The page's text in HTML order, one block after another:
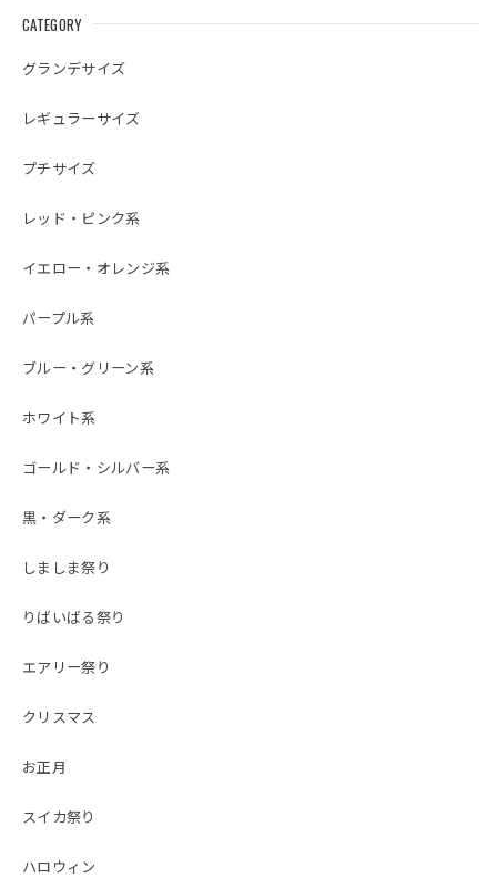
CATEGORY
グランデサイズ
レギュラーサイズ
プチサイズ
レッド・ピンク系
イエロー・オレンジ系
パープル系
ブルー・グリーン系
ホワイト系
ゴールド・シルバー系
黒・ダーク系
しましま祭り
りばいばる祭り
エアリー祭り
クリスマス
お正月
スイカ祭り
ハロウィン
い 記念日